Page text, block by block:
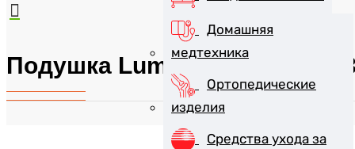
Домашняя
медтехника
Ортопедические
изделия
Средства ухода за
Подушка Lum F-513 детская